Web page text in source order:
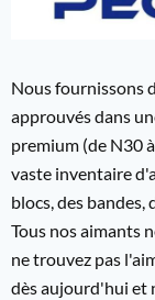
Nous fournissons
approuvés dans
premium (de N30
vaste inventaire
blocs, des bandes,
Tous nos aimants
ne trouvez pas
dès aujourd'hui et